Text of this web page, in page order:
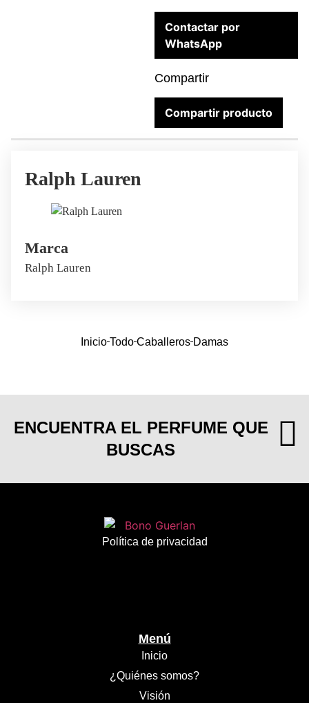
Contactar por
WhatsApp
Compartir
Compartir producto
Ralph Lauren
Marca
Ralph Lauren
Inicio Todo Caballeros Damas
ENCUENTRA EL PERFUME QUE
BUSCAS
Política de privacidad
Menú
Inicio
¿Quiénes somos?
Visión